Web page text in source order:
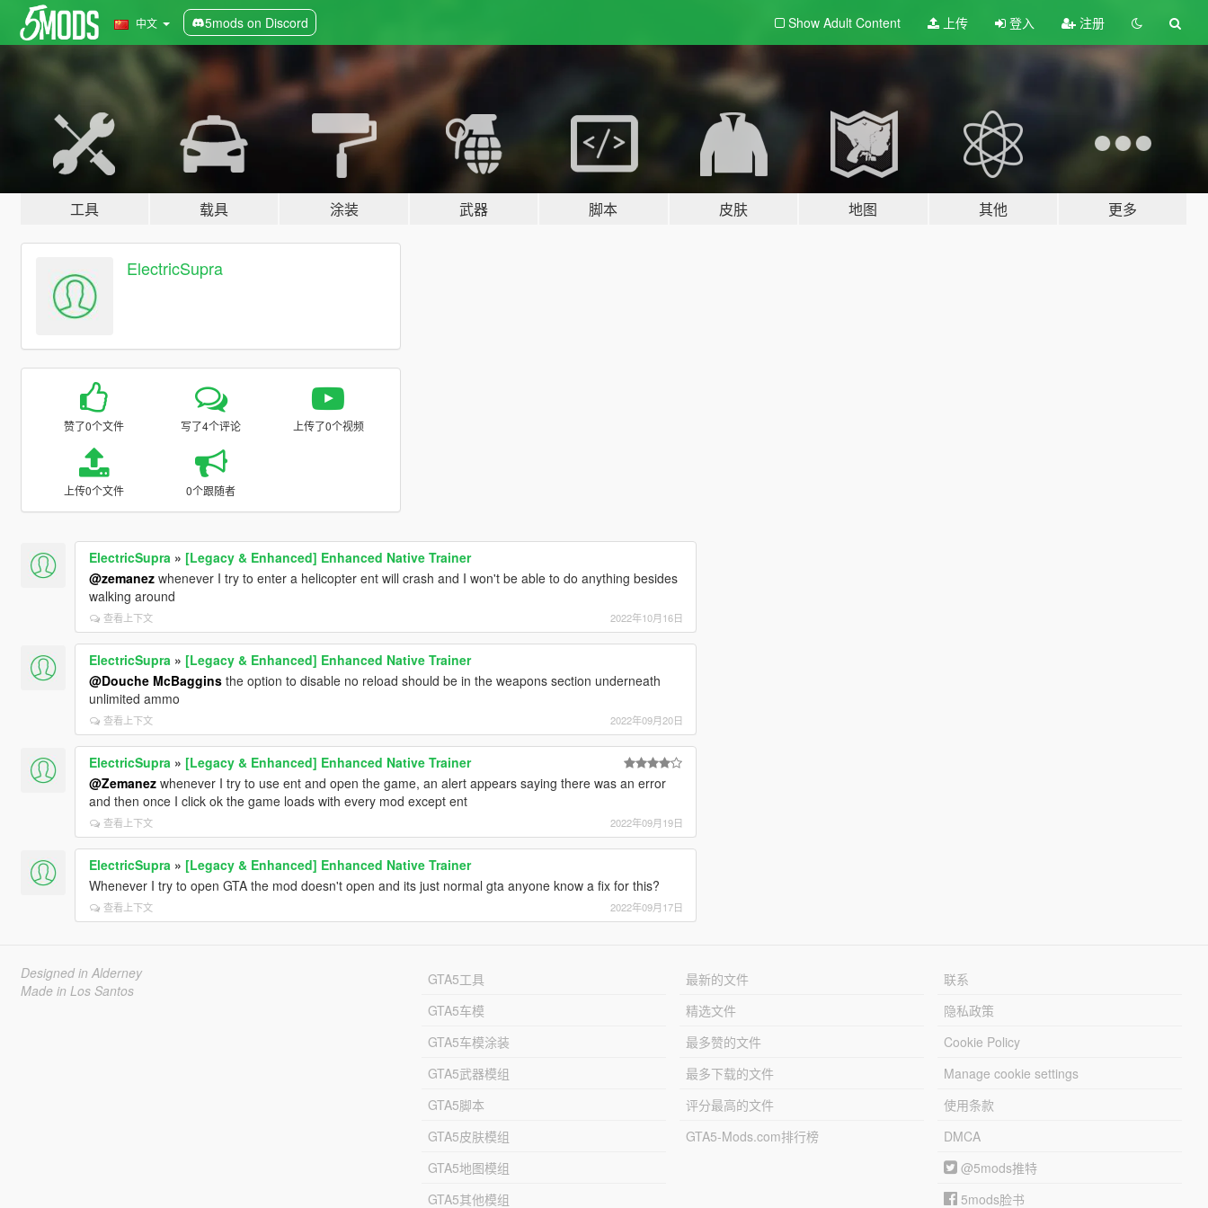
中文 5mods on Discord Show Adult Content 上传 登入 注册
工具 载具 涂装 武器 脚本 皮肤 地图 其他 更多
ElectricSupra
赞了0个文件 写了4个评论 上传了0个视频
上传0个文件 0个跟随者
ElectricSupra » [Legacy & Enhanced] Enhanced Native Trainer
@zemanezwhenever I try to enter a helicopter ent will crash and I won't be able to do anything besides
walking around
查看上下文 2022年10月16日
ElectricSupra » [Legacy & Enhanced] Enhanced Native Trainer
@Douche McBagginsthe option to disable no reload should be in the weapons section underneath
unlimited ammo
查看上下文 2022年09月20日
ElectricSupra » [Legacy & Enhanced] Enhanced Native Trainer
@Zemanezwhenever I try to use ent and open the game, an alert appears saying there was an error
and then once I click ok the game loads with every mod except ent
查看上下文 2022年09月19日
ElectricSupra » [Legacy & Enhanced] Enhanced Native Trainer
Whenever I try to open GTA the mod doesn't open and its just normal gta anyone know a fix for this?
查看上下文 2022年09月17日
Designed in Alderney
Made in Los Santos
GTA5工具
GTA5车模
GTA5车模涂装
GTA5武器模组
GTA5脚本
GTA5皮肤模组
GTA5地图模组
GTA5其他模组
最新的文件
精选文件
最多赞的文件
最多下载的文件
评分最高的文件
GTA5-Mods.com排行榜
联系
隐私政策
Cookie Policy
Manage cookie settings
使用条款
DMCA
@5mods推特
5mods脸书